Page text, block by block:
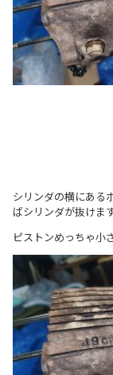
シリンダの横にある
ばシリンダが抜けます
ピストンめっちゃ小